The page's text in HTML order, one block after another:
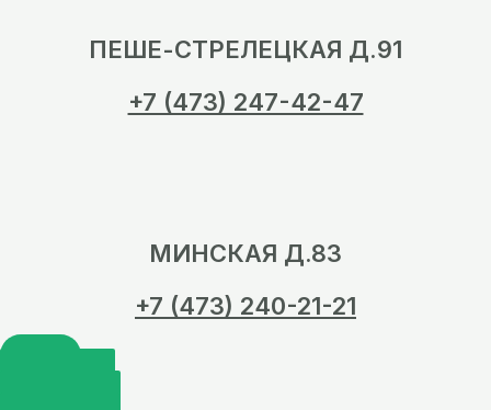
ПЕШЕ-СТРЕЛЕЦКАЯ Д.91
+7 (473) 247-42-47
МИНСКАЯ Д.83
+7 (473) 240-21-21